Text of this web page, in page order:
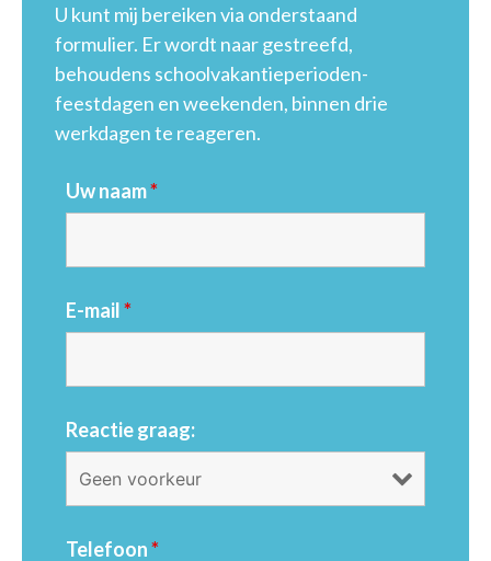
U kunt mij bereiken via onderstaand
formulier. Er wordt naar gestreefd,
behoudens schoolvakantieperioden-
feestdagen en weekenden, binnen drie
werkdagen te reageren.
Uw naam*
E-mail*
Reactie graag:
Telefoon*